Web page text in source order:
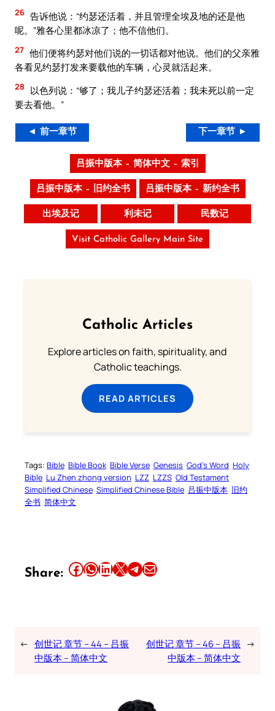
26 告诉他说：“约瑟还活着，并且管理全埃及地的还是他
呢。”雅各心里都冰凉了；他不信他们。
27 他们便将约瑟对他们说的一切话都对他说。他们的父亲雅
各看见约瑟打发来要载他的车辆，心灵就活起来。
28
以色列说：“够了；我儿子约瑟还活着；我未死以前一定
要去看他。”
◄ 前一章节 下一章节 ►
吕振中版本 – 简体中文 – 索引
吕振中版本 – 旧约全书 吕振中版本 – 新约全书
出埃及记 利未记 民数记
Visit Catholic Gallery Main Site
Catholic Articles
Explore articles on faith, spirituality, and
Catholic teachings.
READ ARTICLES
Tags: Bible Bible Book Bible Verse Genesis God’s Word Holy
Bible Lu Zhen zhong version LZZ LZZS Old Testament
Simplified Chinese Simplified Chinese Bible 吕振中版本 旧约
全书 简体中文
Share: Share this article on Facebook Share this article on WhatsApp Share this article on LinkedIn Share this article on X Share this article on TelegramEmail this Article
← 创世记 章节 – 44 – 吕振
中版本 – 简体中文
创世记 章节 – 46 – 吕振
中版本 – 简体中文
→